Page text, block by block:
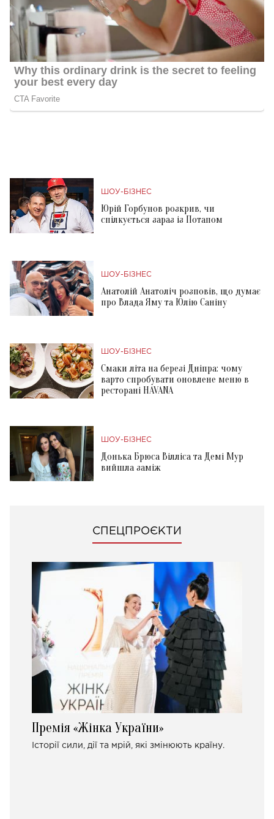
ШОУ-БІЗНЕС
Юрій Горбунов розкрив, чи
спілкується зараз із Потапом
ШОУ-БІЗНЕС
Анатолій Анатоліч розповів, що думає
про Влада Яму та Юлію Саніну
ШОУ-БІЗНЕС
Смаки літа на березі Дніпра: чому
варто спробувати оновлене меню в
ресторані HAVANA
ШОУ-БІЗНЕС
Донька Брюса Вілліса та Демі Мур
вийшла заміж
СПЕЦПРОЄКТИ
Премія «Жінка України»
Історії сили, дії та мрій, які змінюють країну.